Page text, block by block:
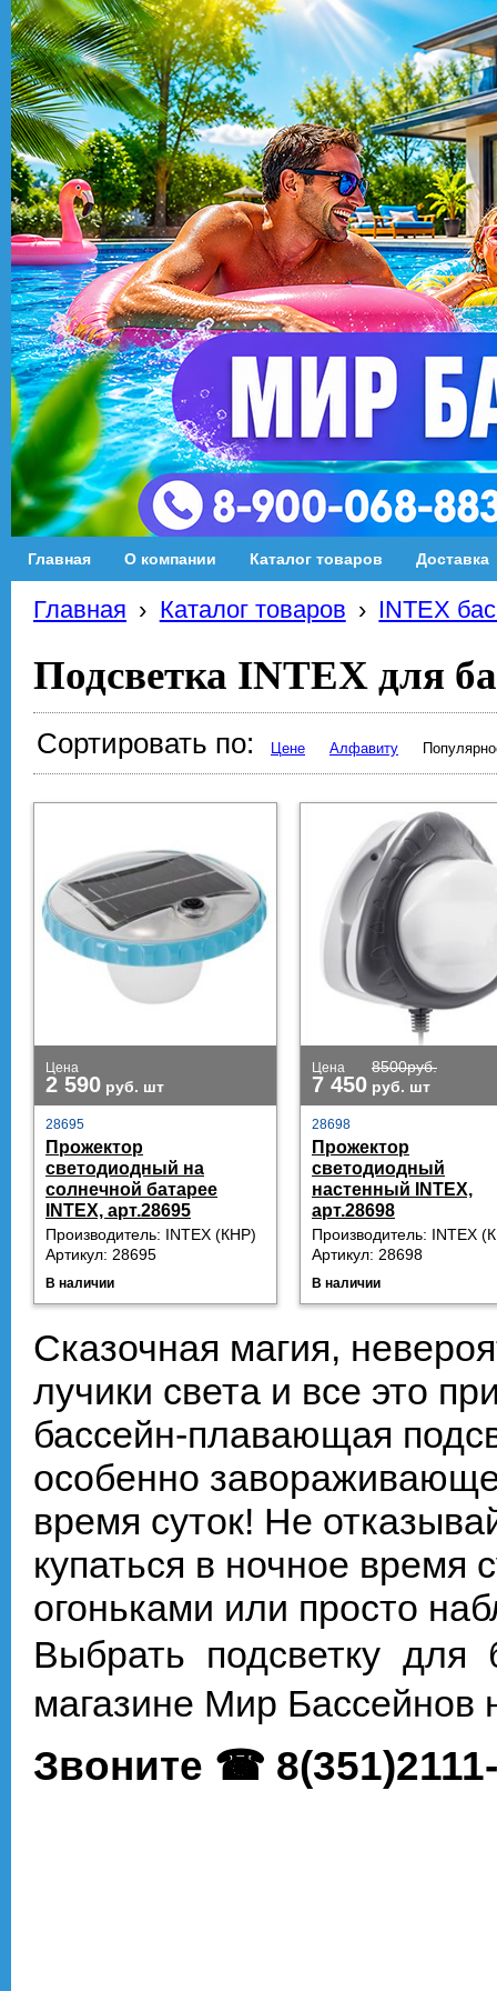
Главная О компании Каталог товаров Доставка
Главная › Каталог товаров › INTEX
Подсветка INTEX для
Сортировать по: Цене Алфавиту
Цена
2 590 руб. шт
28695
Прожектор
светодиодный на
солнечной батарее
INTEX, арт.28695
Производитель: INTEX (КНР)
Артикул: 28695
В наличии
Цена 8500руб.
7 450 руб. шт
28698
Прожектор
светодиодный
настенный INTEX,
арт.28698
Производитель: INTEX
Артикул: 28698
В наличии
Сказочная магия,
лучики света и все это
бассейн-плавающая
особенно
время суток! Не
купаться в ночное время
огоньками или просто
Выбрать подсветку
магазине Мир Бассейнов
Звоните ☎